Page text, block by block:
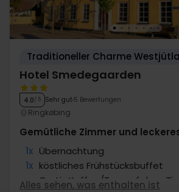
Traditioneller Charme
Hotel Smedegaarden
4.0/ 5 Sehr gut 5 Bewertungen
Ringkøbing
Gemütliche Zimmer und
1x Übernachtung
1x köstliches Frühstücksbuffet
∞ Gratis Kaffee/Tee auf dem
Alles sehen, was enthalten ist